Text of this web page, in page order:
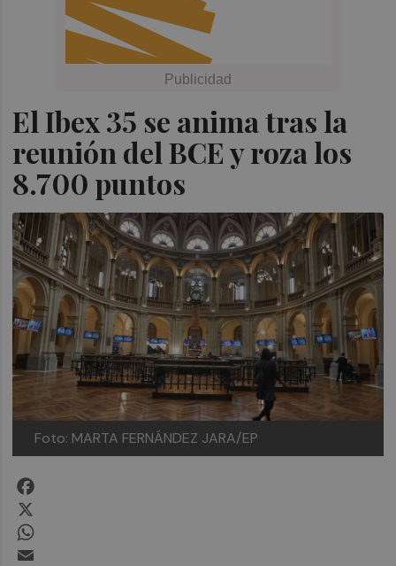
El Ibex 35 se anima tras la
reunión del BCE y roza los
8.700 puntos
Foto: MARTA FERNÁNDEZ JARA/EP